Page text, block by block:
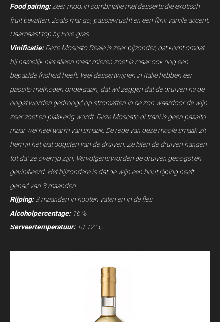
Food pairing:Zeer mooi in combinatie met desserts die exotisch
fruit bevatten. Zoals mango, passievrucht en een flink vanille accent.
Daarnaast top bij Foie-gras
Vinificatie:Deze Moscato Reale is zeer bijzonder, dat komt omdat
hij namelijk niet alleen maar mieren zoet is maar ook nog een
bepaalde frisheid heeft. Veel dessertwijnen in Italië hebben een
passito methoden ondergaan, dat wil zeggen dat de druiven na de
oogst worden gedroogd op stromatten in de zon waardoor de wijn
zeer zoet en plakkerig wordt. Deze Moscato di trani is geen passito
maar wel heel warm van smaak. De rede van deze mooie smaak zit
hem in het laat oogsten van de druiven. Ze laten de druiven hangen
tot dat ze overrijp zijn. Vervolgens worden de druiven geoogst en
gevinifieerd. Het bijzondere is dat de wijn een hout rijping heeft
gehad van 3 maanden
Rijping:3 maanden in houten vaten en in de fles
Alcoholpercentage:16 %
Serveertemperatuur:10-12° C